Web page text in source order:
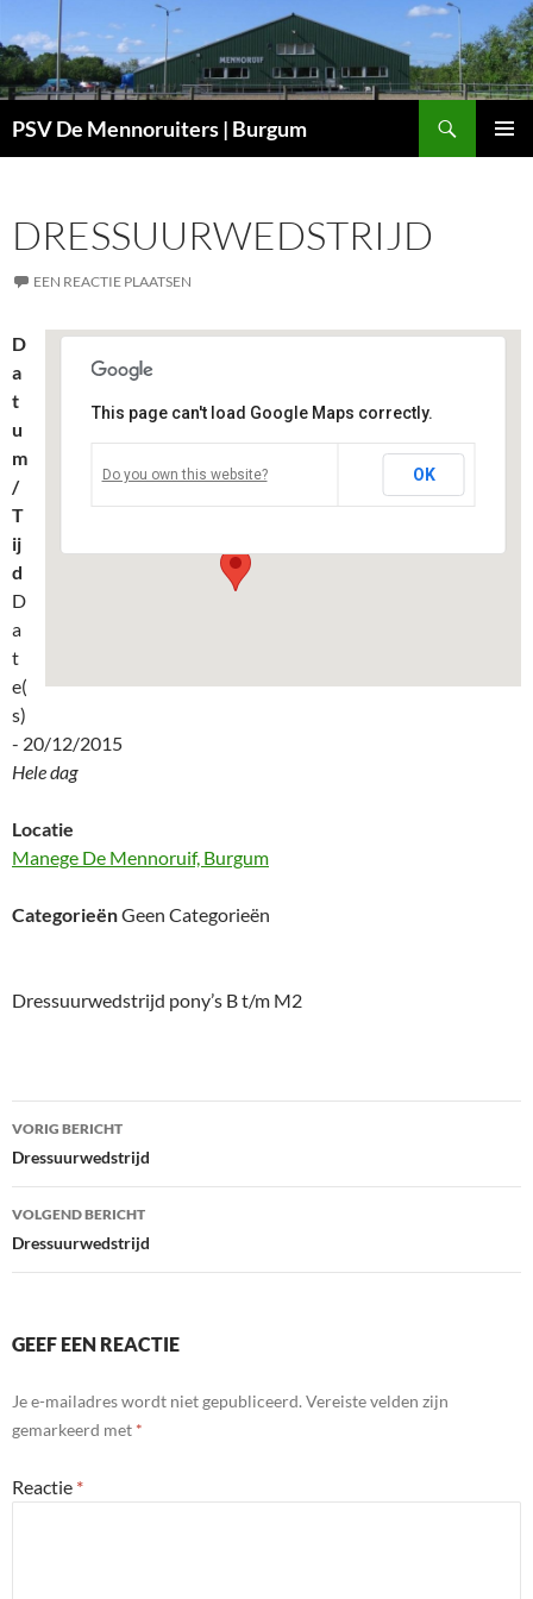
naar
de
inhoud
PSV De Mennoruiters | Burgum
DRESSUURWEDSTRIJD
EEN REACTIE PLAATSEN
Manege De Mennoruif, Burgum
Menno van Coehoornweg 9 - Burgum
Evenementen
This page can't load Google Maps correctly.
Do you own this website? OK
D
a
t
u
m
/
T
ij
d
D
a
t
e(
s)
- 20/12/2015
Hele dag
Locatie
Manege De Mennoruif, Burgum
CategorieënGeen Categorieën
Dressuurwedstrijd pony’s B t/m M2
Bericht
navigatie
VORIG BERICHT
Dressuurwedstrijd
VOLGEND BERICHT
Dressuurwedstrijd
GEEF EEN REACTIE
Je e-mailadres wordt niet gepubliceerd.Vereiste velden zijn
gemarkeerd met *
Reactie *